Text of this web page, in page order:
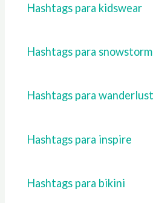
Hashtags para kidswear
Hashtags para snowstorm
Hashtags para wanderlust
Hashtags para inspire
Hashtags para bikini